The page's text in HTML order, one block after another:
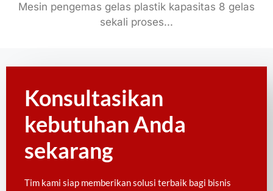
Mesin pengemas gelas plastik kapasitas 8 gelas
sekali proses...
Konsultasikan
kebutuhan Anda
sekarang
Tim kami siap memberikan solusi terbaik bagi bisnis